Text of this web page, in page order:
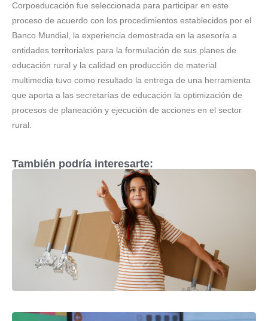
Corpoeducación fue seleccionada para participar en este
proceso de acuerdo con los procedimientos establecidos por el
Banco Mundial, la experiencia demostrada en la asesoría a
entidades territoriales para la formulación de sus planes de
educación rural y la calidad en producción de material
multimedia tuvo como resultado la entrega de una herramienta
que aporta a las secretarías de educación la optimización de
procesos de planeación y ejecución de acciones en el sector
rural.
También podría interesarte: